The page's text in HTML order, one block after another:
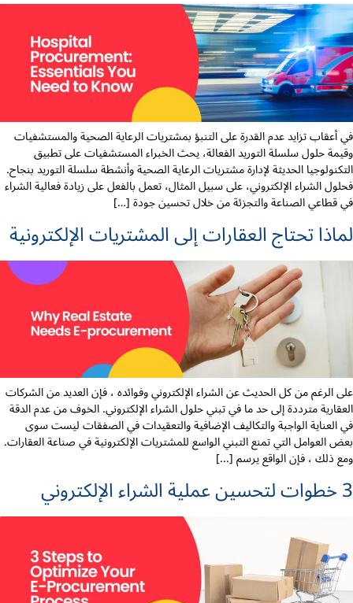
في أعقاب تزايد عدم القدرة على التنبؤ بمشتريات الرعاية الصحية والمستشفيات
وقيمة حلول سلسلة التوريد الفعالة، يحث الخبراء المستشفيات على تطبيق
التكنولوجيا الحديثة لإدارة مشتريات الرعاية الصحية وأنشطة سلسلة التوريد بنجاح.
فحلول الشراء الإلكتروني، على سبيل المثال، تعمل بالفعل على زيادة فعالية الشراء
في قطاعي الصناعة والتجزئة من خلال تحسين جودة […]
لماذا تحتاج العقارات إلى المشتريات الإلكترونية
على الرغم من كل الحديث عن الشراء الإلكتروني وفوائده ، فإن العديد من الشركات
العقارية مترددة إلى حد ما في تبني حلول الشراء الإلكتروني. الخوف من عدم الدقة
في العناية الواجبة والتكاليف الإضافية والتعقيدات في الصفقات ليست سوى
بعض العوامل التي تمنع التبني الواسع للمشتريات الإلكترونية في صناعة العقارات.
ومع ذلك ، فإن الواقع يرسم [...]
3 خطوات لتحسين عملية الشراء الإلكتروني